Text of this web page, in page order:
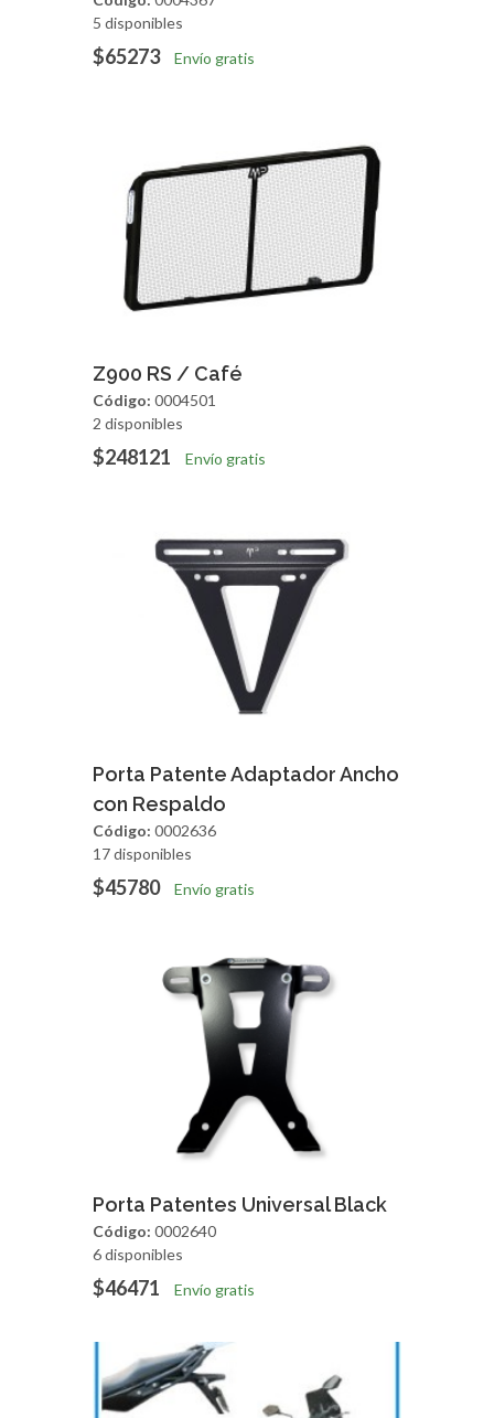
5 disponibles
$65273 Envío gratis
Agregar
Z900 RS / Café
Código: 0004501
2 disponibles
$248121 Envío gratis
Agregar Vista Rapida
Porta Patente Adaptador Ancho
con Respaldo
Código: 0002636
17 disponibles
$45780 Envío gratis
Agregar Vista Rapida
Porta Patentes Universal Black
Código: 0002640
6 disponibles
$46471 Envío gratis